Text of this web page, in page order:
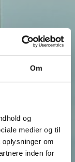
Om
og
medier og til
om
inden for